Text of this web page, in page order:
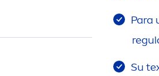
Para
Su